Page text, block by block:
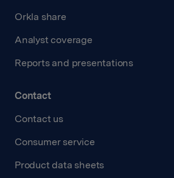
Orkla share
Analyst coverage
Reports and presentations
Contact
Contact us
Consumer service
Product data sheets